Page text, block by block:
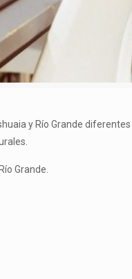
y Río Grande
Grande.